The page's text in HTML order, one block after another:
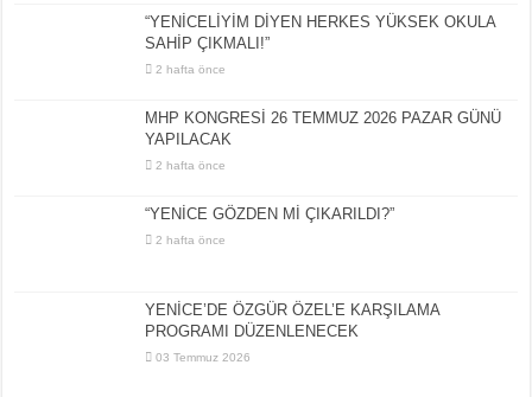
“YENİCELİYİM DİYEN HERKES YÜKSEK OKULA
SAHİP ÇIKMALI!”
2 hafta önce
MHP KONGRESİ 26 TEMMUZ 2026 PAZAR GÜNÜ
YAPILACAK
2 hafta önce
“YENİCE GÖZDEN Mİ ÇIKARILDI?”
2 hafta önce
YENİCE’DE ÖZGÜR ÖZEL’E KARŞILAMA
PROGRAMI DÜZENLENECEK
03 Temmuz 2026